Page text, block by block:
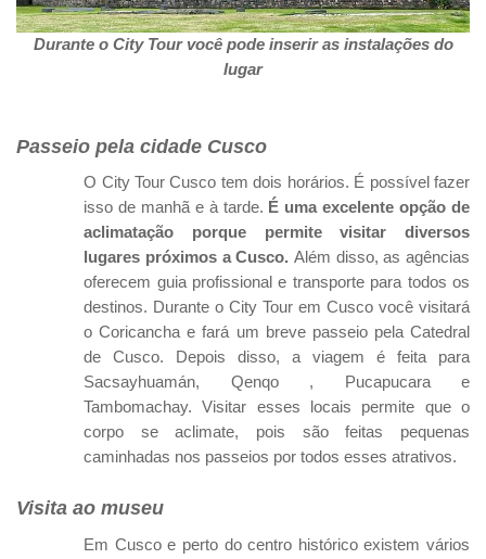
Durante o City Tour você pode inserir as instalações do
lugar
Passeio pela cidade Cusco
O City Tour Cusco tem dois horários. É possível fazer
isso de manhã e à tarde. É uma excelente opção de
aclimatação porque permite visitar diversos
lugares próximos a Cusco. Além disso, as agências
oferecem guia profissional e transporte para todos os
destinos. Durante o City Tour em Cusco você visitará
o Coricancha e fará um breve passeio pela Catedral
de Cusco. Depois disso, a viagem é feita para
Sacsayhuamán, Qenqo , Pucapucara e
Tambomachay. Visitar esses locais permite que o
corpo se aclimate, pois são feitas pequenas
caminhadas nos passeios por todos esses atrativos.
Visita ao museu
Em Cusco e perto do centro histórico existem vários